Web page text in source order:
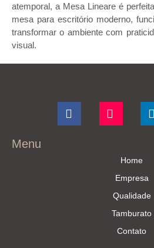
atemporal, a Mesa Lineare é
mesa para escritório moderno,
transformar o ambiente com
visual.
Menu
Home
Empresa
Qualidade
Tamburato
Contato